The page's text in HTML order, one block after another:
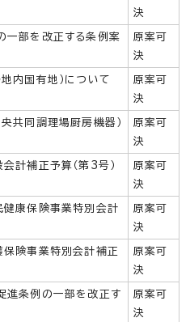
決
一部を改正する条例案
原案可
決
内国有地）について
原案可
決
共同調理場厨房機器）
原案可
決
計補正予算（第3号）
原案可
決
康保険事業特別会計
原案可
決
険事業特別会計補正
原案可
決
進条例の一部を改正す
原案可
決